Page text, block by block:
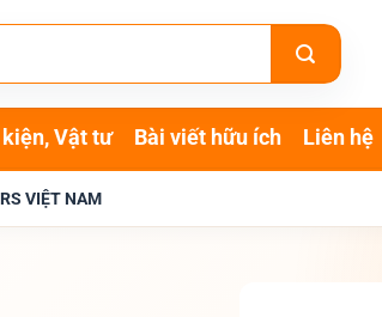
kiện, Vật tư Bài viết hữu ích Liên hệ
VIỆT NAM